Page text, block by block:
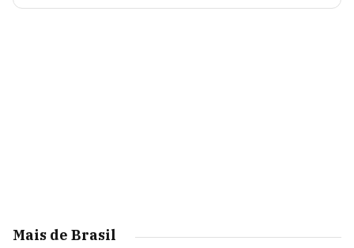
Mais de Brasil